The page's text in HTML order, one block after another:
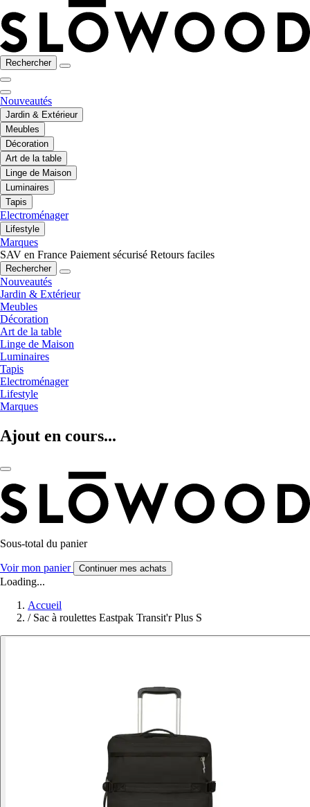
Rechercher
Nouveautés
Jardin & Extérieur
Meubles
Décoration
Art de la table
Linge de Maison
Luminaires
Tapis
Electroménager
Lifestyle
Marques
SAV en France Paiement sécurisé Retours faciles
Rechercher
Nouveautés
Jardin & Extérieur
Meubles
Décoration
Art de la table
Linge de Maison
Luminaires
Tapis
Electroménager
Lifestyle
Marques
Ajout en cours...
Sous-total du panier
Voir mon panier Continuer mes achats
Loading...
Accueil
/ Sac à roulettes Eastpak Transit'r Plus S